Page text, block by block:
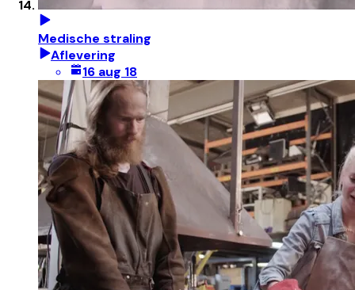
Medische straling
Aflevering
16 aug 18